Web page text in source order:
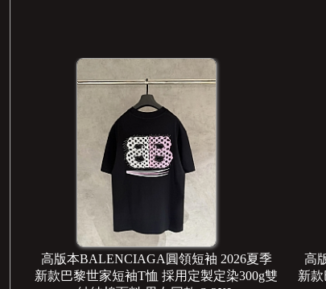
高版本BALENCIAGA圓領短袖 2026夏季
新款巴黎世家短袖T恤 採用定製定染300g雙
高
新